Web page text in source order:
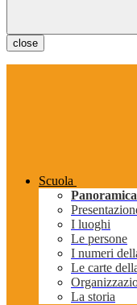
close
Scuola
Panoramica
I luoghi
Le persone
I numeri
Le carte
La storia